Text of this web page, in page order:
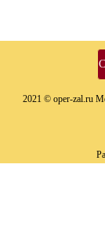
2021 © oper-zal.ru